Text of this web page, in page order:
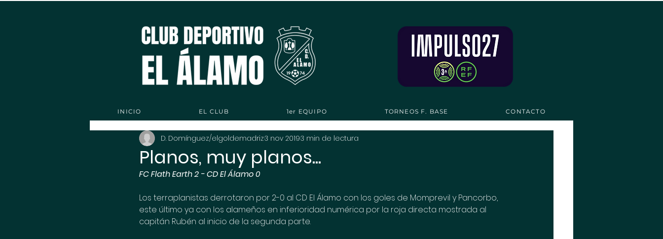
INICIO EL CLUB 1er EQUIPO TORNEOS F. BASE CONTACTO
Planos, muy planos...
D. Domínguez/elgoldemadriz3 nov 20193 min de lectura
FC Flath Earth 2 - CD El Álamo 0
Los terraplanistas derrotaron por 2-0 al CD El Álamo con los goles de Momprevil y Pancorbo,
este último ya con los alameños en inferioridad numérica por la roja directa mostrada al
capitán Rubén al inicio de la segunda parte.